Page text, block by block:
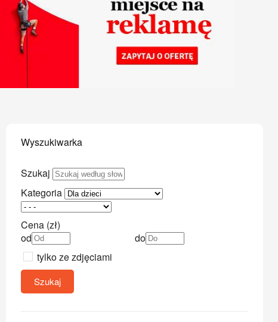
Wyszukiwarka
Szukaj
Kategoria
Cena (zł)
od
do
tylko ze zdjęciami
Szukaj